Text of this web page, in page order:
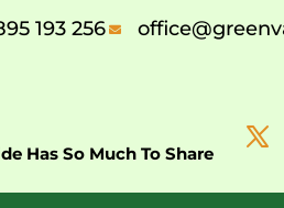
193 256
Has So Much To Share